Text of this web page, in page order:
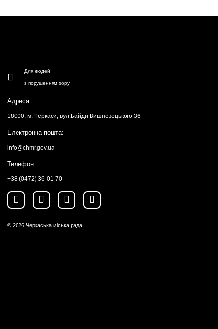
Для людей
з порушенням зору
Адреса:
18000, м. Черкаси, вул.Байди Вишневецького 36
Електронна пошта:
info@chmr.gov.ua
Телефон:
+38 (0472) 36-01-70
© 2026 Черкаська міська рада